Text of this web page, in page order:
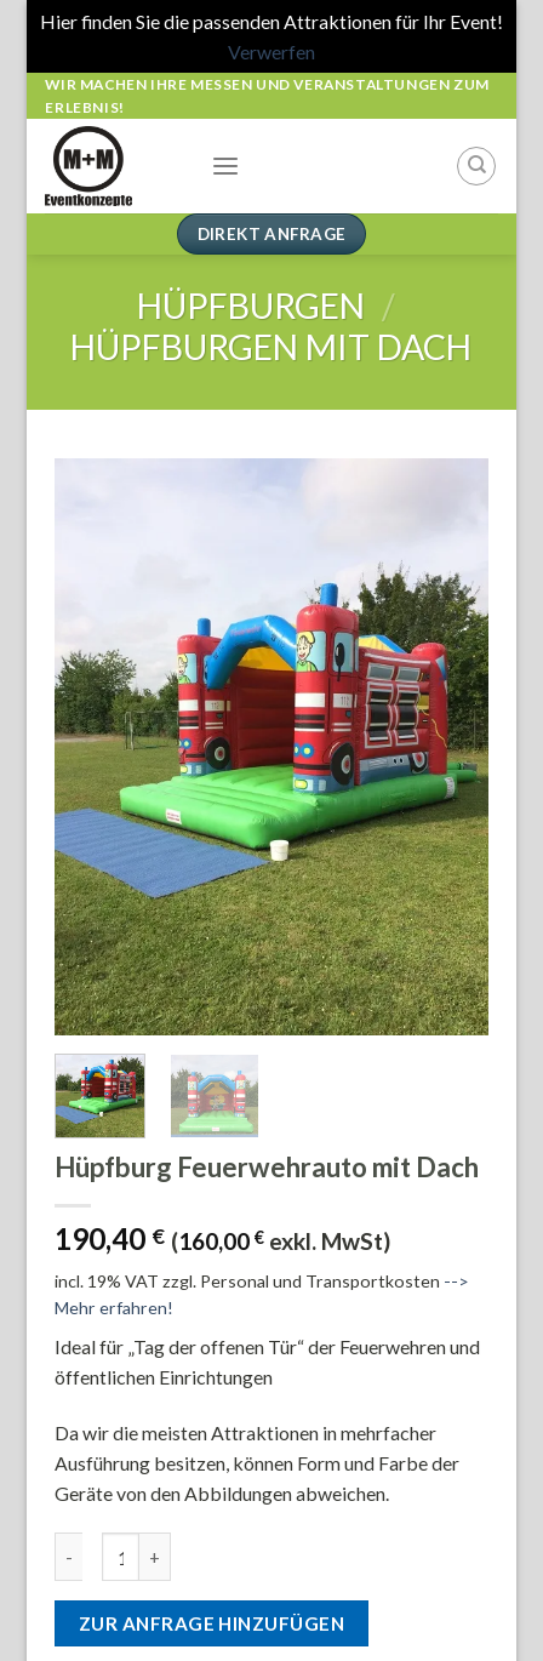
Hier finden Sie die passenden Attraktionen für Ihr Event!
Verwerfen
Skip
to
content
WIR MACHEN IHRE MESSEN UND VERANSTALTUNGEN ZUM
ERLEBNIS!
DIREKT ANFRAGE
HÜPFBURGEN /
HÜPFBURGEN MIT DACH
Hüpfburg Feuerwehrauto mit Dach
190,40 € (160,00€ exkl. MwSt)
incl. 19% VAT zzgl. Personal und Transportkosten -->
Mehr erfahren!
Ideal für „Tag der offenen Tür“ der Feuerwehren und
öffentlichen Einrichtungen
Da wir die meisten Attraktionen in mehrfacher
Ausführung besitzen, können Form und Farbe der
Geräte von den Abbildungen abweichen.
ZUR ANFRAGE HINZUFÜGEN